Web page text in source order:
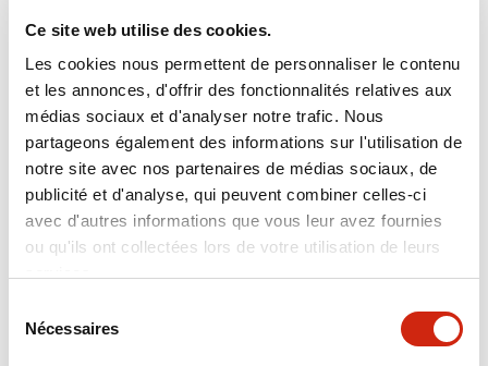
Ce site web utilise des cookies.
Les cookies nous permettent de personnaliser le contenu
et les annonces, d'offrir des fonctionnalités relatives aux
médias sociaux et d'analyser notre trafic. Nous
partageons également des informations sur l'utilisation de
notre site avec nos partenaires de médias sociaux, de
publicité et d'analyse, qui peuvent combiner celles-ci
avec d'autres informations que vous leur avez fournies
ou qu'ils ont collectées lors de votre utilisation de leurs
Nécessaires